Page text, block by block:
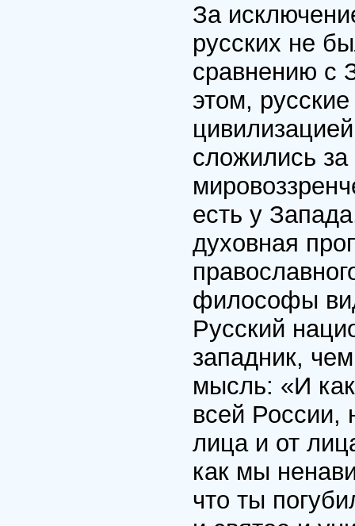
За
русских не
сравнению с
этом,
сложились за
есть у
духовная
философы
Русский
западник,
мысль: «И
всей России,
лица и от
как мы
что ты